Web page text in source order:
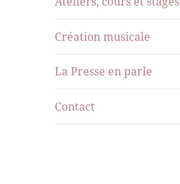
Création musicale
La Presse en parle
Contact